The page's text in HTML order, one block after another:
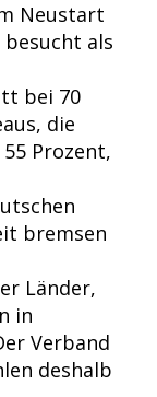
Neustart
als
bei 70
die
Prozent,
bremsen
Länder,
in
Verband
deshalb